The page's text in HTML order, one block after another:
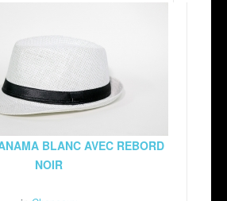
BLANC AVEC REBORD
NOIR